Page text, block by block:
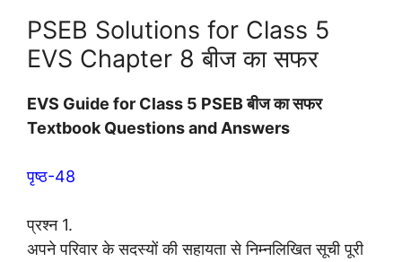
PSEB Solutions for Class 5
EVS Chapter 8 बीज का सफर
EVS Guide for Class 5 PSEB बीज का सफर
Textbook Questions and Answers
पृष्ठ-48
प्रश्न 1.
अपने परिवार के सदस्यों की सहायता से निम्नलिखित सूची पूरी